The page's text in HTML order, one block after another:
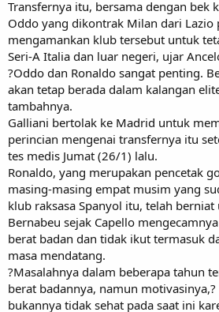
Transfernya itu, bersama dengan bek
Oddo yang dikontrak Milan dari Lazio
mengamankan klub tersebut untuk
Seri-A Italia dan luar negeri, ujar
?Oddo dan Ronaldo sangat penting.
akan tetap berada dalam kalangan
tambahnya.
Galliani bertolak ke Madrid untuk
perincian mengenai transfernya itu
tes medis Jumat (26/1) lalu.
Ronaldo, yang merupakan pencetak
masing-masing empat musim yang
klub raksasa Spanyol itu, telah
Bernabeu sejak Capello
berat badan dan tidak ikut termasuk
masa mendatang.
?Masalahnya dalam beberapa tahun
berat badannya, namun
bukannya tidak sehat pada saat ini